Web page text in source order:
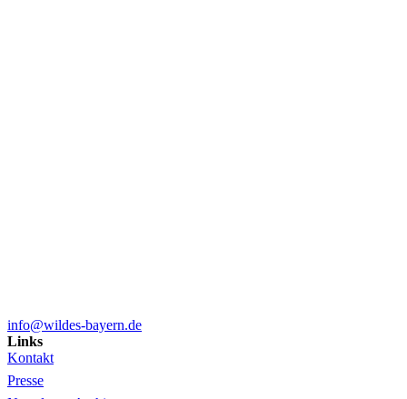
info@wildes-bayern.de
Links
Kontakt
Presse